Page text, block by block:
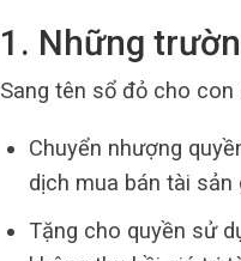
1. Những
Sang tên sổ đỏ cho
Chuyển nhượng
dịch mua bán tài sản
Tặng cho quyền sử